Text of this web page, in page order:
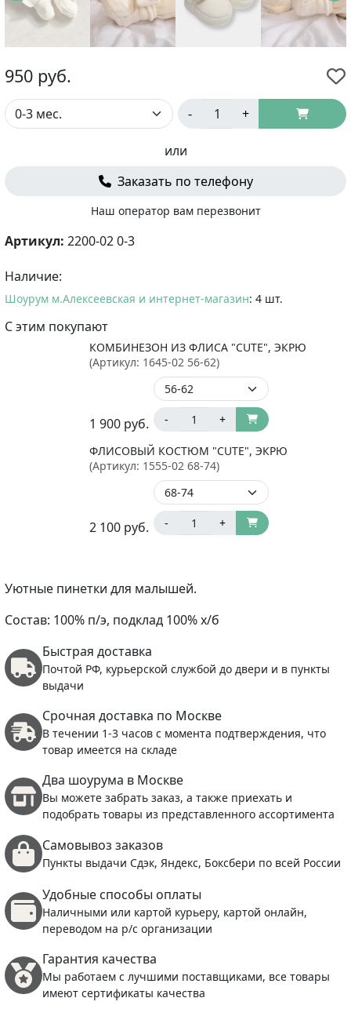
950 руб.
- +
или
Заказать по телефону
Наш оператор вам перезвонит
Артикул: 2200-02 0-3
Наличие:
Шоурум м.Алексеевская и интернет-магазин: 4 шт.
С этим покупают
КОМБИНЕЗОН ИЗ ФЛИСА "CUTE", ЭКРЮ
(Артикул: 1645-02 56-62)
1 900 руб. - +
ФЛИСОВЫЙ КОСТЮМ "CUTE", ЭКРЮ
(Артикул: 1555-02 68-74)
2 100 руб. - +
Уютные пинетки для малышей.
Состав: 100% п/э, подклад 100% х/б
Быстрая доставка
Почтой РФ, курьерской службой до двери и в пункты
выдачи
Срочная доставка по Москве
В течении 1-3 часов с момента подтверждения, что
товар имеется на складе
Два шоурума в Москве
Вы можете забрать заказ, а также приехать и
подобрать товары из представленного ассортимента
Самовывоз заказов
Пункты выдачи Сдэк, Яндекс, Боксбери по всей России
Удобные способы оплаты
Наличными или картой курьеру, картой онлайн,
переводом на р/с организации
Гарантия качества
Мы работаем с лучшими поставщиками, все товары
имеют сертификаты качества